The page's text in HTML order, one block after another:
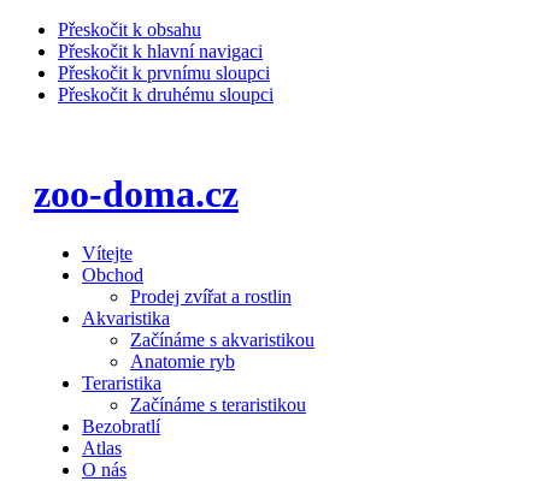
Přeskočit k obsahu
Přeskočit k hlavní navigaci
Přeskočit k prvnímu sloupci
Přeskočit k druhému sloupci
zoo-doma.cz
Vítejte
Obchod
Prodej zvířat a rostlin
Akvaristika
Začínáme s akvaristikou
Anatomie ryb
Teraristika
Začínáme s teraristikou
Bezobratlí
Atlas
O nás